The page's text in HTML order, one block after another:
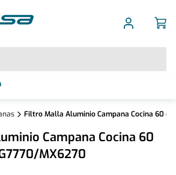
frost
Filtro Malla Aluminio Campana Cocina 60
Campana Cocina 60
MX6270